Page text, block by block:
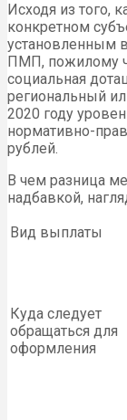
Исходя из того,
конкретном
установленным
ПМП, пожилому
социальная
региональный
2020 году
нормативно-
рублей.
В чем разница
надбавкой,
Вид выплаты
Куда следует
обращаться для
оформления